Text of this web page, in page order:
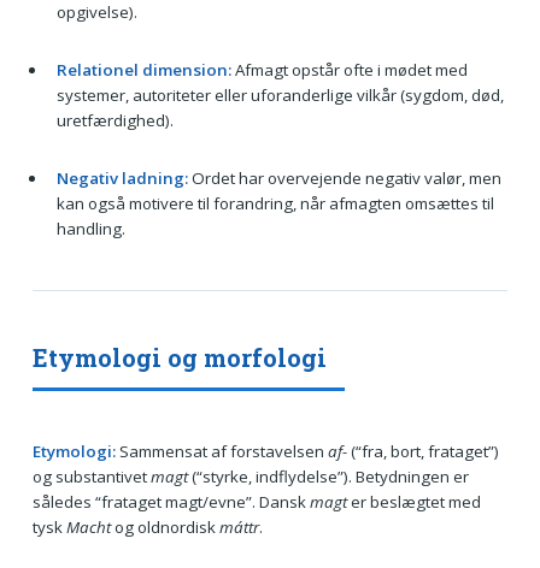
opgivelse).
Relationel dimension:Afmagt opstår ofte i mødet med
systemer, autoriteter eller uforanderlige vilkår (sygdom, død,
uretfærdighed).
Negativ ladning:Ordet har overvejende negativ valør, men
kan også motivere til forandring, når afmagten omsættes til
handling.
Etymologi og morfologi
Etymologi:Sammensat af forstavelsen af-(“fra, bort, frataget”)
og substantivetmagt(“styrke, indflydelse”). Betydningen er
således “frataget magt/evne”. Danskmagter beslægtet med
tyskMachtog oldnordiskmáttr.